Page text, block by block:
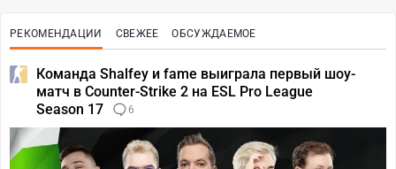
РЕКОМЕНДАЦИИ СВЕЖЕЕ ОБСУЖДАЕМОЕ
Команда Shalfey и fame выиграла первый шоу-
матч в Counter-Strike 2 на ESL Pro League
Season 17
6